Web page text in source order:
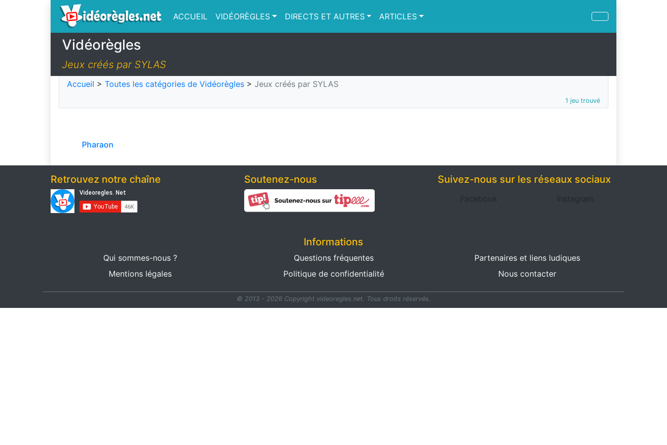
ACCUEIL VIDÉORÈGLES DIRECTS ET AUTRES ARTICLES
Vidéorègles
Jeux créés par SYLAS
Accueil > Toutes les catégories de Vidéorègles > Jeux créés par SYLAS
1 jeu trouvé
Pharaon
Retrouvez notre chaîne Soutenez-nous Suivez-nous sur les réseaux sociaux
Facebook Instagram
Informations
Qui sommes-nous ? Questions fréquentes
Partenaires et liens ludiques
Mentions légales
Politique de confidentialité Nous contacter
© 2013 - 2026 Copyright videoregles.net. Tous droits réservés.